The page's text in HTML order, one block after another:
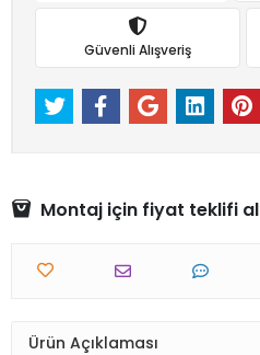
Güvenli Alışveriş
Montaj için fiyat teklifi al
Ürün Açıklaması